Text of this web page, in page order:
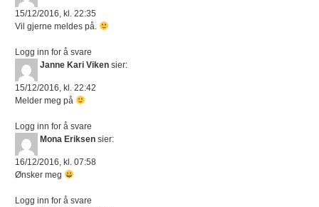
15/12/2016, kl. 22:35
Vil gjerne meldes på.
Logg inn for å svare
Janne Kari Viken sier:
15/12/2016, kl. 22:42
Melder meg på
Logg inn for å svare
Mona Eriksen sier:
16/12/2016, kl. 07:58
Ønsker meg
Logg inn for å svare